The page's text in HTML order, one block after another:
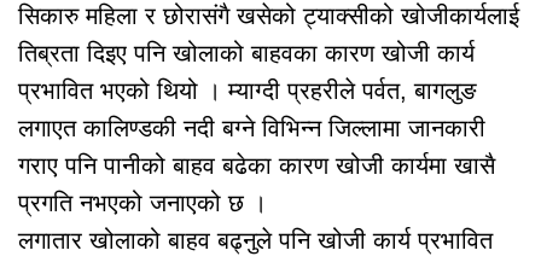
सिकारु महिला र छोरासंगै खसेको ट्याक्सीको खोजीकार्यलाई
तिब्रता दिइए पनि खोलाको बाहवका कारण खोजी कार्य
प्रभावित भएको थियो । म्याग्दी प्रहरीले पर्वत, बागलुङ
लगाएत कालिण्डकी नदी बग्ने विभिन्न जिल्लामा जानकारी
गराए पनि पानीको बाहव बढेका कारण खोजी कार्यमा खासै
प्रगति नभएको जनाएको छ ।
लगातार खोलाको बाहव बढ्नुले पनि खोजी कार्य प्रभावित